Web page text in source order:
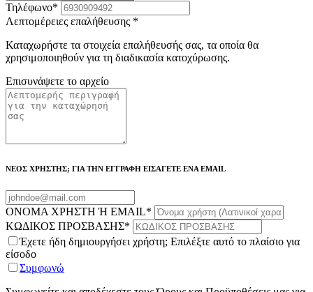
Τηλέφωνο*
Λεπτομέρειες επαλήθευσης *
Καταχωρήστε τα στοιχεία επαλήθευσής σας, τα οποία θα
χρησιμοποιηθούν για τη διαδικασία κατοχύρωσης.
Επισυνάψετε το αρχείο
ΝΕΟΣ ΧΡΗΣΤΗΣ; ΓΙΑ ΤΗΝ ΕΓΓΡΑΦΗ ΕΙΣΑΓΕΤΕ ΕΝΑ EMAIL
ΟΝΟΜΑ ΧΡΗΣΤΗ Ή EMAIL*
ΚΩΔΙΚΟΣ ΠΡΟΣΒΑΣΗΣ*
Έχετε ήδη δημιουργήσει χρήστη; Επιλέξτε αυτό το πλαίσιο για
είσοδο
Συμφωνώ